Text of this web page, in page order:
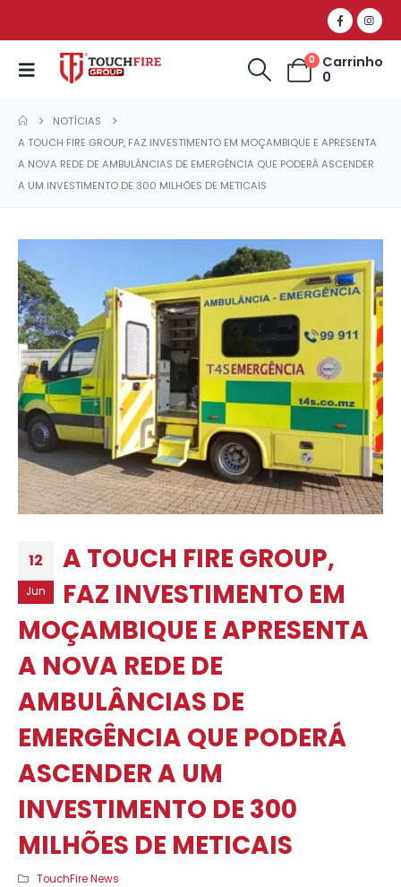
0
Carrinho
0
NOTÍCIAS
A TOUCH FIRE GROUP, FAZ INVESTIMENTO EM MOÇAMBIQUE E APRESENTA
A NOVA REDE DE AMBULÂNCIAS DE EMERGÊNCIA QUE PODERÁ ASCENDER
A UM INVESTIMENTO DE 300 MILHÕES DE METICAIS
12
Jun
A TOUCH FIRE GROUP,
FAZ INVESTIMENTO EM
MOÇAMBIQUE E APRESENTA
A NOVA REDE DE
AMBULÂNCIAS DE
EMERGÊNCIA QUE PODERÁ
ASCENDER A UM
INVESTIMENTO DE 300
MILHÕES DE METICAIS
TouchFire News